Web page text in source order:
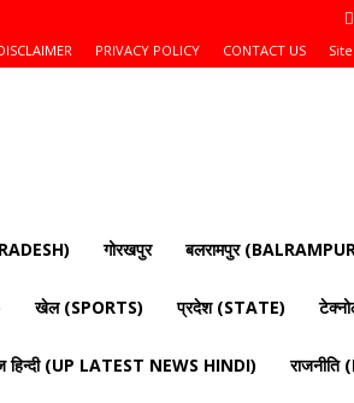
PRIVACY POLICY CONTACT US
गोरखपुर बलरामपुर
खेल (SPORTS) प्रदेश (STATE)
हिन्दी (UP LATEST NEWS HINDI) राजनीति